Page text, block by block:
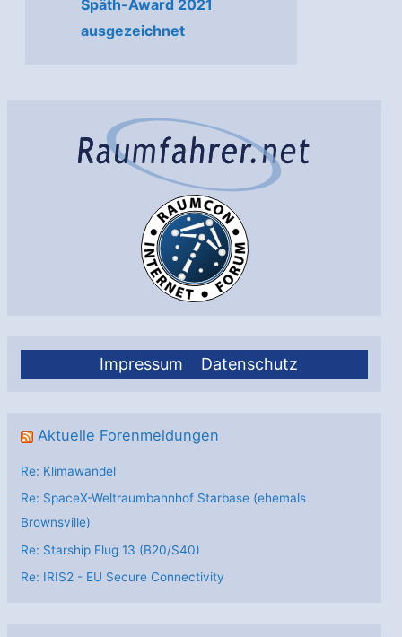
Impressum Datenschutz
Aktuelle Forenmeldungen
Re: Klimawandel
Re: SpaceX-Weltraumbahnhof Starbase (ehemals
Brownsville)
Re: Starship Flug 13 (B20/S40)
Re: IRIS2 - EU Secure Connectivity
Späth-Award 2021
ausgezeichnet